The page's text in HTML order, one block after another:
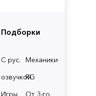
Подборки
С рус.
озвучкой
Механики
RG
Игры
От 3-го